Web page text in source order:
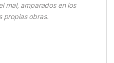
mal, amparados en los
propias obras.